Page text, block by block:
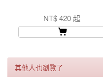
NT$ 420 起
其他人也瀏覽了